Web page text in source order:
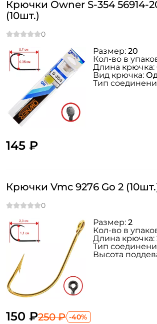
Крючки Owner S-354 56914-
(10шт.)
145 ₽
Размер: 20
Кол-во в
Длина крючка:
Вид крючка:
Тип
Крючки Vmc 9276 Go 2
150 ₽250 ₽ -40%
Размер: 2
Кол-во в
Длина крючка:
Тип
Высота